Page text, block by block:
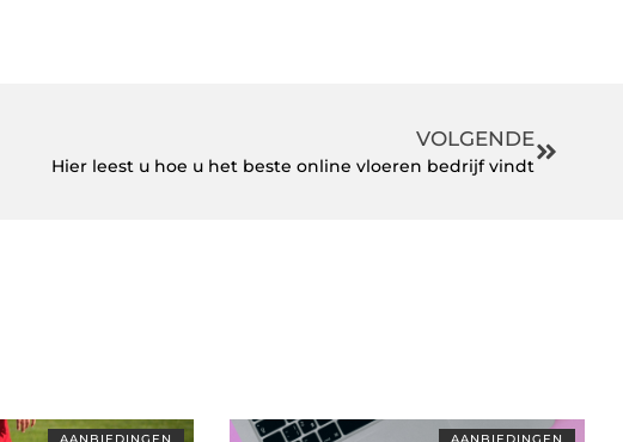
VOLGENDE
Hier leest u hoe u het beste online vloeren bedrijf vindt
AANBIEDINGEN AANBIEDINGEN